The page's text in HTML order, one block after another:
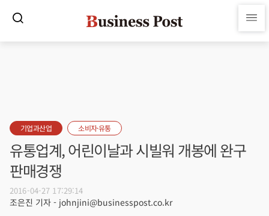
기업과산업 소비자·유통
유통업계, 어린이날과 시빌워 개봉에 완구
판매경쟁
2016-04-27 17:29:14
조은진 기자 - johnjini@businesspost.co.kr